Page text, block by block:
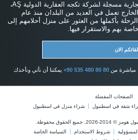
اسطنبول هومز ® هي علامة تجارية مسجلة لشركة تكجه العقارية الدولية AŞ،
تعمل في العديد من البلدان منذ عام
الرحلة بأكملها من العثور على منزل أحلامهم إلى
بهم والاستقرار فيها.
لقائكم الان
مباشرة من +90 535 480 80 80 يمكننا أن نأتي ونأخذك
الصفحات المفضلة
شقة في اسطنبول شراء منزل في اسطنبول
الحقوق محفوظة.
شروط الاستخدام
السياسة الخاصة